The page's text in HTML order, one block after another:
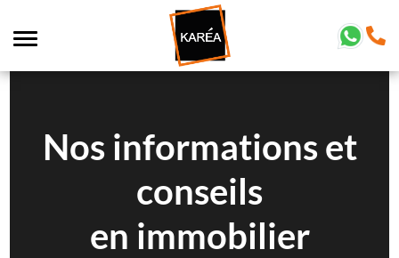
Nos informations et
conseils
en immobilier